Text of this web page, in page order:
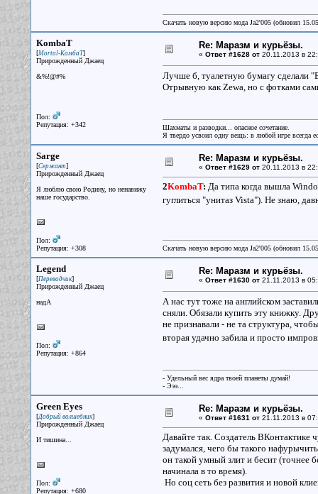
Скачать новую версию мода Ja2'005 (обновил
KombaT
[Mortal-КамбаТ]
Прирожденный Джаец
&%!@#%
Пол:
Репутация: +342
Re: Маразм и курьёзы.
« Ответ #1628 от20.11.2013 в
Лучше б, туалетную бумагу сделали
Отрывную как Zewa, но с фотками
Шахматы и разводки... опасное сочетание.
Я твердо усвоил одну вещь: в любой игре всегда
Sarge
[Сержант]
Прирожденный Джаец
Я люблю свою Родину, но ненавижу
наше государство.
Пол:
Репутация: +308
Re: Маразм и курьёзы.
« Ответ #1629 от20.11.2013 в
2KombaT: Да типа когда вышла
гуглиться "унитаз Vista"). Не знаю,
Скачать новую версию мода Ja2'005 (обновил
Legend
[Переводчик]
Прирожденный Джаец
надА
Пол:
Репутация: +864
Re: Маразм и курьёзы.
« Ответ #1630 от21.11.2013 в
А нас тут тоже на английском
сняли. Обязали купить эту книжку.
не признавали - не та структура,
вторая удачно забила и просто
- Удельный вес ядра твоей планеты думай!
- Эээ...
Green Eyes
[Добрый волшебник]
Прирожденный Джаец
И тишина...
Пол:
Репутация: +680
Re: Маразм и курьёзы.
« Ответ #1631 от21.11.2013 в
Давайте так. Создатель ВКонтактике
задумался, чего бы такого
он такой умный злит и бесит (точнее
начинала в то время).
Но соц сеть без развития и новой